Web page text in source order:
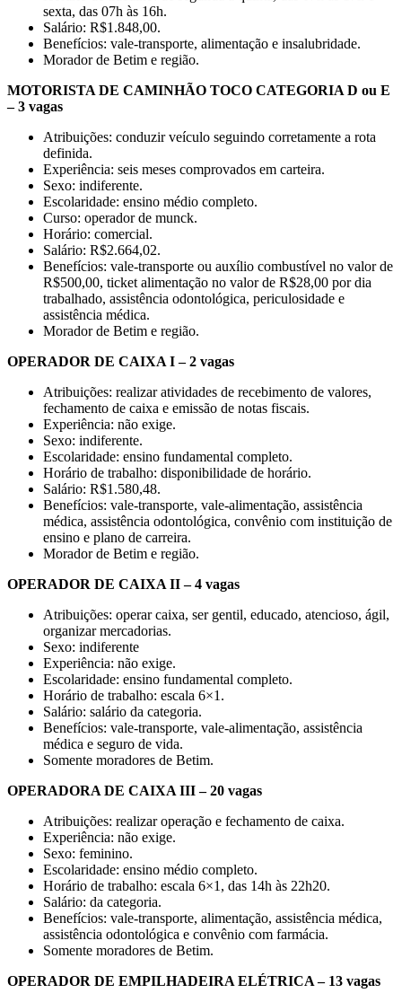
sexta, das 07h às 16h.
Salário: R$1.848,00.
Benefícios: vale-transporte, alimentação e insalubridade.
Morador de Betim e região.
MOTORISTA DE CAMINHÃO TOCO CATEGORIA D ou E
– 3 vagas
Atribuições: conduzir veículo seguindo corretamente a rota
definida.
Experiência: seis meses comprovados em carteira.
Sexo: indiferente.
Escolaridade: ensino médio completo.
Curso: operador de munck.
Horário: comercial.
Salário: R$2.664,02.
Benefícios: vale-transporte ou auxílio combustível no valor de
R$500,00, ticket alimentação no valor de R$28,00 por dia
trabalhado, assistência odontológica, periculosidade e
assistência médica.
Morador de Betim e região.
OPERADOR DE CAIXA I – 2 vagas
Atribuições: realizar atividades de recebimento de valores,
fechamento de caixa e emissão de notas fiscais.
Experiência: não exige.
Sexo: indiferente.
Escolaridade: ensino fundamental completo.
Horário de trabalho: disponibilidade de horário.
Salário: R$1.580,48.
Benefícios: vale-transporte, vale-alimentação, assistência
médica, assistência odontológica, convênio com instituição de
ensino e plano de carreira.
Morador de Betim e região.
OPERADOR DE CAIXA II – 4 vagas
Atribuições: operar caixa, ser gentil, educado, atencioso, ágil,
organizar mercadorias.
Sexo: indiferente
Experiência: não exige.
Escolaridade: ensino fundamental completo.
Horário de trabalho: escala 6×1.
Salário: salário da categoria.
Benefícios: vale-transporte, vale-alimentação, assistência
médica e seguro de vida.
Somente moradores de Betim.
OPERADORA DE CAIXA III – 20 vagas
Atribuições: realizar operação e fechamento de caixa.
Experiência: não exige.
Sexo: feminino.
Escolaridade: ensino médio completo.
Horário de trabalho: escala 6×1, das 14h às 22h20.
Salário: da categoria.
Benefícios: vale-transporte, alimentação, assistência médica,
assistência odontológica e convênio com farmácia.
Somente moradores de Betim.
OPERADOR DE EMPILHADEIRA ELÉTRICA – 13 vagas